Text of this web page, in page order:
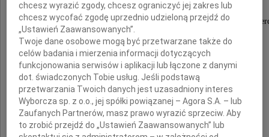
Z wielkim żalem przyjęliśmy wiadomość o
Bronisławy Żerko
chcesz wyrazić zgody, chcesz ograniczyć jej zakres lub
chcesz wycofać zgodę uprzednio udzieloną przejdź do
„Ustawień Zaawansowanych”.
Twoje dane osobowe mogą być przetwarzane także do
celów badania i mierzenia informacji dotyczących
funkcjonowania serwisów i aplikacji lub łączone z danymi
dot. świadczonych Tobie usług. Jeśli podstawą
przetwarzania Twoich danych jest uzasadniony interes
Wyborcza sp. z o.o., jej spółki powiązanej – Agora S.A. – lub
Zaufanych Partnerów, masz prawo wyrazić sprzeciw. Aby
to zrobić przejdź do „Ustawień Zaawansowanych” lub